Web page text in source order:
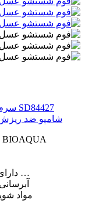
نام محصول: مانوکا عسل ویتامین E پاک کننده BIOAQUA
دارای عناصری مانند پتاسیم ، کلسیم ، آهن ، روی و …
مواد